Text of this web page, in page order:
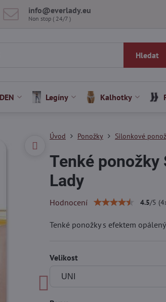
info​@everlady​.eu
Non stop ( 24/7 )
Hledat
Legíny Kalhotky
Úvod Ponožky Silonkové
Tenké ponožky
Lady
Hodnocení 4.5/5 (4
Tenké ponožky s efektem
Velikost